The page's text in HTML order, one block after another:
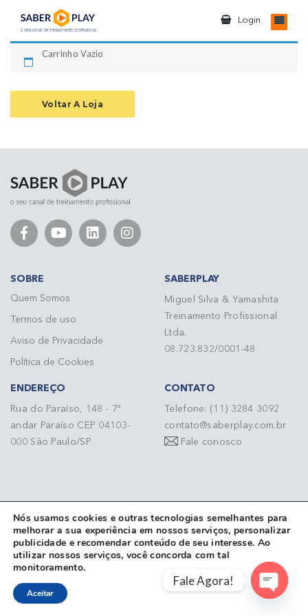
Login
Carrinho Vazio
Voltar A Loja
SOBRE
Quem Somos
Termos de uso
Aviso de Privacidade
Política de Cookies
SABERPLAY
Miguel Silva & Yamashita
Treinamento Profissional
Ltda.
08.723.832/0001-48
ENDEREÇO
Rua do Paraíso, 148 - 7º
andar Paraíso CEP 04103-
000 São Paulo/SP
CONTATO
Telefone: (11) 3284 3092
contato@saberplay.com.br
Fale conosco
Nós usamos cookies e outras tecnologias semelhantes para
melhorar a sua experiência em nossos serviços, personalizar
publicidade e recomendar conteúdo de seu interesse. Ao
utilizar nossos serviços, você concorda com tal
monitoramento.
Aceitar
Fale Agora!